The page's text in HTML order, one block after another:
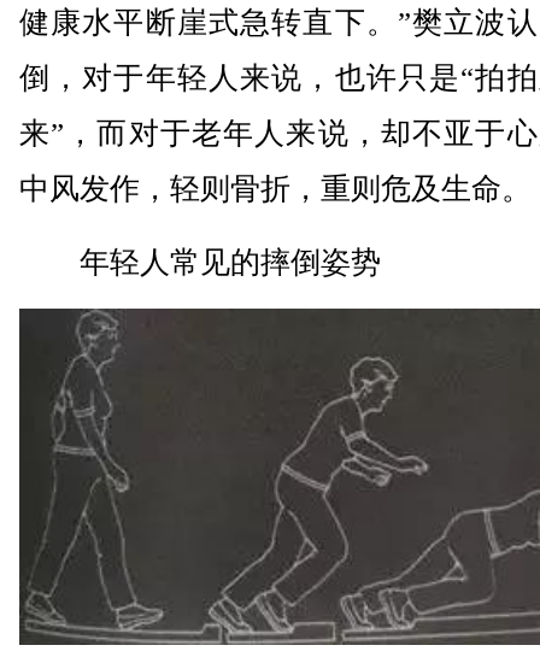
健康水平断崖式急转直下。”樊立波
倒，对于年轻人来说，也许只是“拍
来”，而对于老年人来说，却不亚于
中风发作，轻则骨折，重则危及生命。
年轻人常见的摔倒姿势